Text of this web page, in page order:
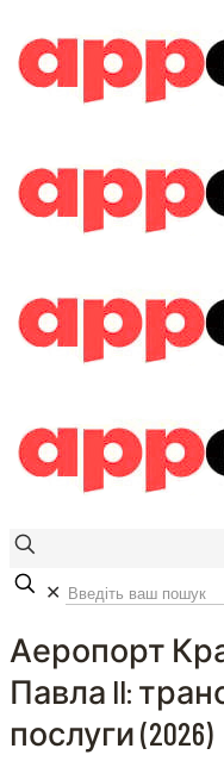
✕
Аеропорт
Павла II:
послуги (2026)